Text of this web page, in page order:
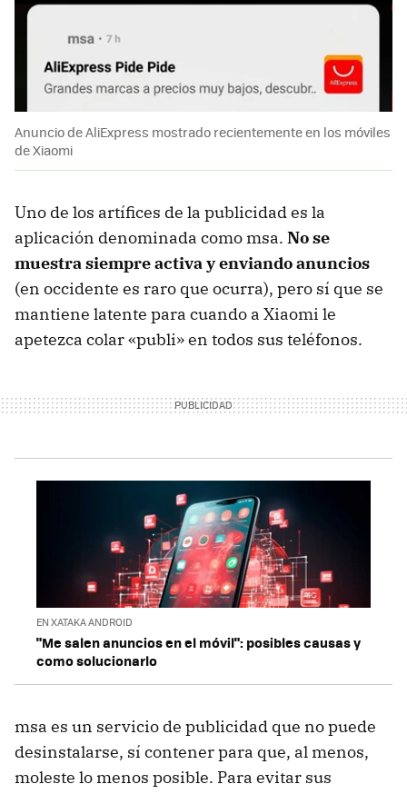
Anuncio de AliExpress mostrado recientemente en los móviles
de Xiaomi
Uno de los artífices de la publicidad es la
aplicación denominada como msa. No se
muestra siempre activa y enviando anuncios
(en occidente es raro que ocurra), pero sí que se
mantiene latente para cuando a Xiaomi le
apetezca colar «publi» en todos sus teléfonos.
EN XATAKA ANDROID
"Me salen anuncios en el móvil": posibles causas y
como solucionarlo
msa es un servicio de publicidad que no puede
desinstalarse, sí contener para que, al menos,
moleste lo menos posible. Para evitar sus